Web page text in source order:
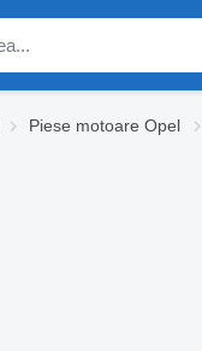
Piese motoare Opel